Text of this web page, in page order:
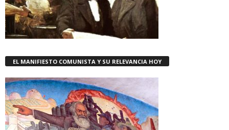
EL MANIFIESTO COMUNISTA Y SU RELEVANCIA HOY